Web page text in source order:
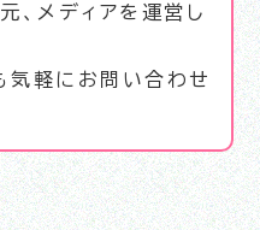
、メディアを運営し
気軽にお問い合わせ